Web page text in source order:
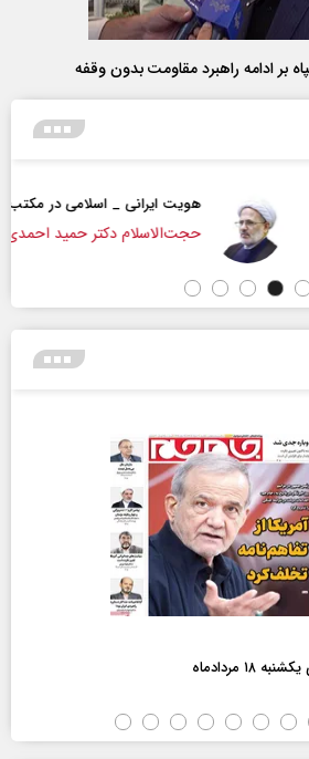
بر ادامه راهبرد مقاومت بدون وقفه
_ اسلامی در مکتب امام شهید
دکتر حمید احمدی - نویسنده و پژوهشگر